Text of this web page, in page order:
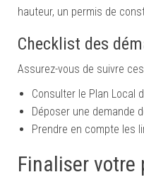
hauteur, un permis de
Checklist des
Assurez-vous de suivre
Consulter le Plan Local
Déposer une demande
Prendre en compte les
Finaliser votre